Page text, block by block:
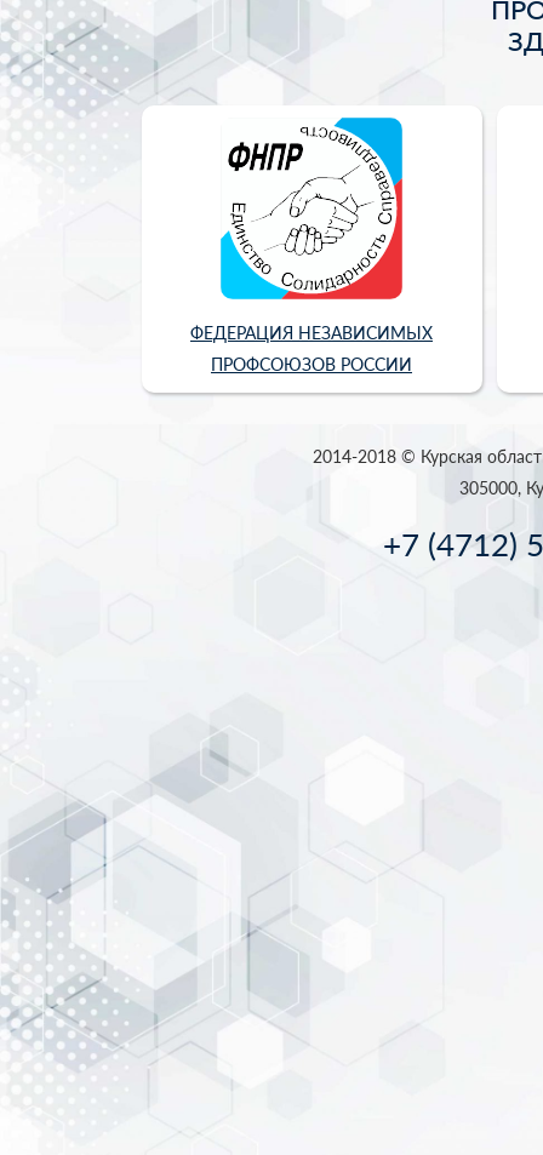
ФЕДЕРАЦИЯ НЕЗАВИСИМЫХ
ПРОФСОЮЗОВ РОССИИ
2014-2018 © Курская
305000,
+7 (4712)